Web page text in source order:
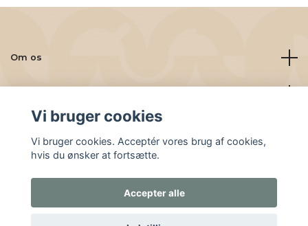
Om os
© 2026 Friskbrygget.nu
Vi bruger cookies
Vi bruger cookies. Acceptér vores brug af cookies,
hvis du ønsker at fortsætte.
Accepter alle